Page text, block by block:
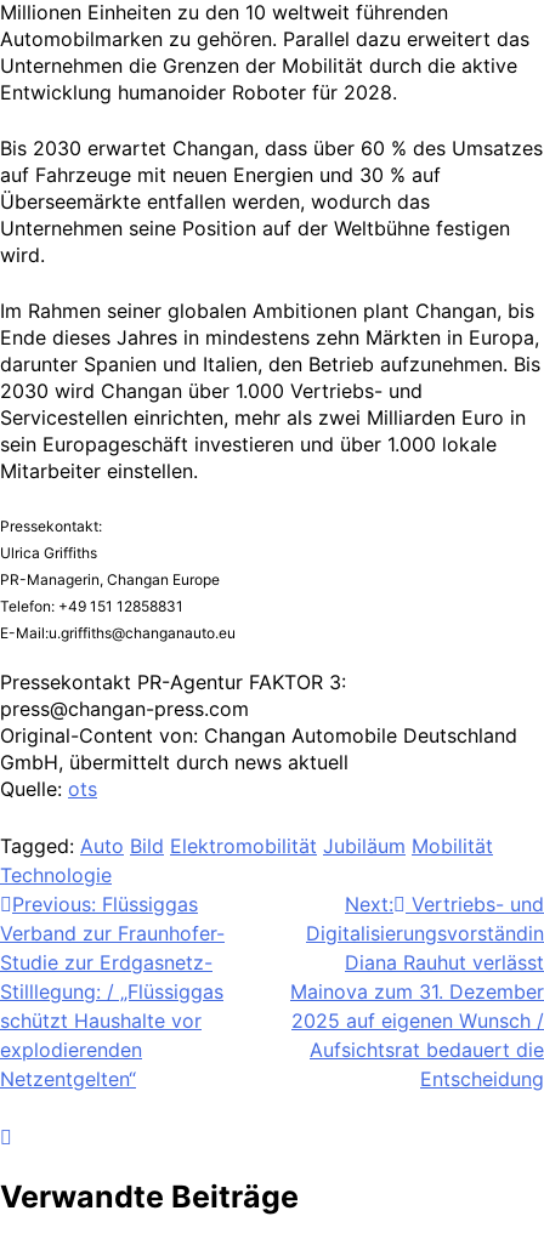
Millionen Einheiten zu den 10 weltweit führenden
Automobilmarken zu gehören. Parallel dazu erweitert das
Unternehmen die Grenzen der Mobilität durch die aktive
Entwicklung humanoider Roboter für 2028.
Bis 2030 erwartet Changan, dass über 60 % des Umsatzes
auf Fahrzeuge mit neuen Energien und 30 % auf
Überseemärkte entfallen werden, wodurch das
Unternehmen seine Position auf der Weltbühne festigen
wird.
Im Rahmen seiner globalen Ambitionen plant Changan, bis
Ende dieses Jahres in mindestens zehn Märkten in Europa,
darunter Spanien und Italien, den Betrieb aufzunehmen. Bis
2030 wird Changan über 1.000 Vertriebs- und
Servicestellen einrichten, mehr als zwei Milliarden Euro in
sein Europageschäft investieren und über 1.000 lokale
Mitarbeiter einstellen.
Pressekontakt:
Ulrica Griffiths
PR-Managerin, Changan Europe
Telefon: +49 151 12858831
E-Mail:u.griffiths@changanauto.eu
Pressekontakt PR-Agentur FAKTOR 3:
press@changan-press.com
Original-Content von: Changan Automobile Deutschland
GmbH, übermittelt durch news aktuell
Quelle: ots
Tagged: Auto Bild Elektromobilität Jubiläum Mobilität
Technologie
Beitragsnavigation
Previous: Flüssiggas
Verband zur Fraunhofer-
Studie zur Erdgasnetz-
Stilllegung: / „Flüssiggas
schützt Haushalte vor
explodierenden
Netzentgelten“
Next:
Vertriebs- und
Digitalisierungsvorständin
Diana Rauhut verlässt
Mainova zum 31. Dezember
2025 auf eigenen Wunsch /
Aufsichtsrat bedauert die
Entscheidung
Verwandte Beiträge